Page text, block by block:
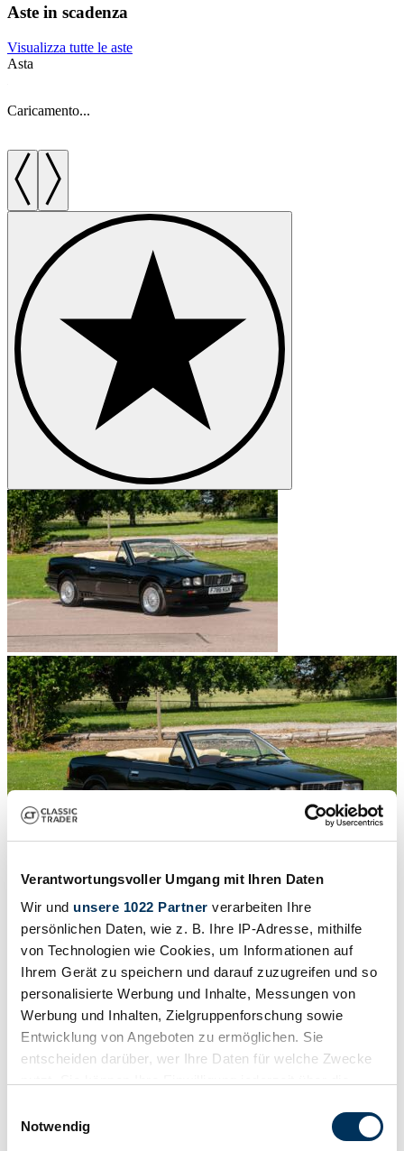
Verantwortungsvoller Umgang mit Ihren Daten
Wir und unsere 1022 Partner verarbeiten Ihre
persönlichen Daten, wie z. B. Ihre IP-Adresse, mithilfe
von Technologien wie Cookies, um Informationen auf
Ihrem Gerät zu speichern und darauf zuzugreifen und so
personalisierte Werbung und Inhalte, Messungen von
Werbung und Inhalten, Zielgruppenforschung sowie
Entwicklung von Angeboten zu ermöglichen. Sie
entscheiden darüber, wer Ihre Daten für welche Zwecke
Trigger Symbol ändern oder widerrufen
Notwendig
Aste in scadenza
Visualizza tutte le aste
Asta
Caricamento...
/42
1988 | Maserati Biturbo Spyder i
1988 Maserati Biturbo Spyder
Veicolo all’asta